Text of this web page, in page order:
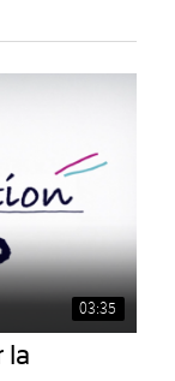
03:35
la